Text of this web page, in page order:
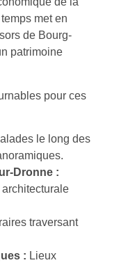
met en
de Bourg-
patrimoine
pour ces
le long des
Dronne :
traversant
: Lieux